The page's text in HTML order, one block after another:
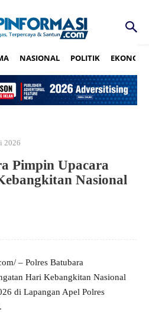
NASIONAL POLITIK EKONOMI
2026
Pimpin Upacara
Nasional
– Polres Batubara
Hari Kebangkitan Nasional
di Lapangan Apel Polres